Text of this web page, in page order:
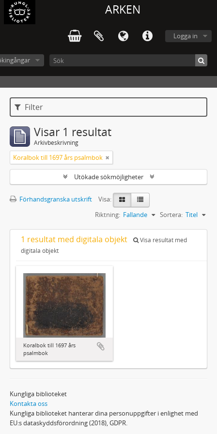
ARKEN
Logga in
Filter
Visar 1 resultat
Arkivbeskrivning
Koralbok till 1697 års psalmbok
Utökade sökmöjligheter
Förhandsgranska utskrift
Visa:
Sortera: Titel
Riktning: Fallande
1 resultat med digitala objekt
Visa resultat med
digitala objekt
Koralbok till 1697 års
psalmbok
Kungliga biblioteket
Kontakta oss
Kungliga biblioteket hanterar dina personuppgifter i enlighet med
EU:s dataskyddsförordning (2018), GDPR.